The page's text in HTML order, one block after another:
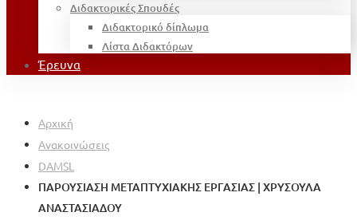
Διδακτορικές Σπουδές
Διδακτορικό δίπλωμα
Λίστα Διδακτόρων
Έρευνα
Αρχική
Ανακοινώσεις
DAMSL
ΠΑΡΟΥΣΙΑΣΗ ΜΕΤΑΠΤΥΧΙΑΚΗΣ ΕΡΓΑΣΙΑΣ | ΧΡΥΣΟΥΛΑ
ΑΝΑΣΤΑΣΙΑΔΟΥ